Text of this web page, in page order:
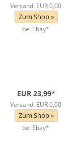
Versand: EUR 0,00
Zum Shop »
bei Ebay*
EUR 23,99*
Versand: EUR 0,00
Zum Shop »
bei Ebay*